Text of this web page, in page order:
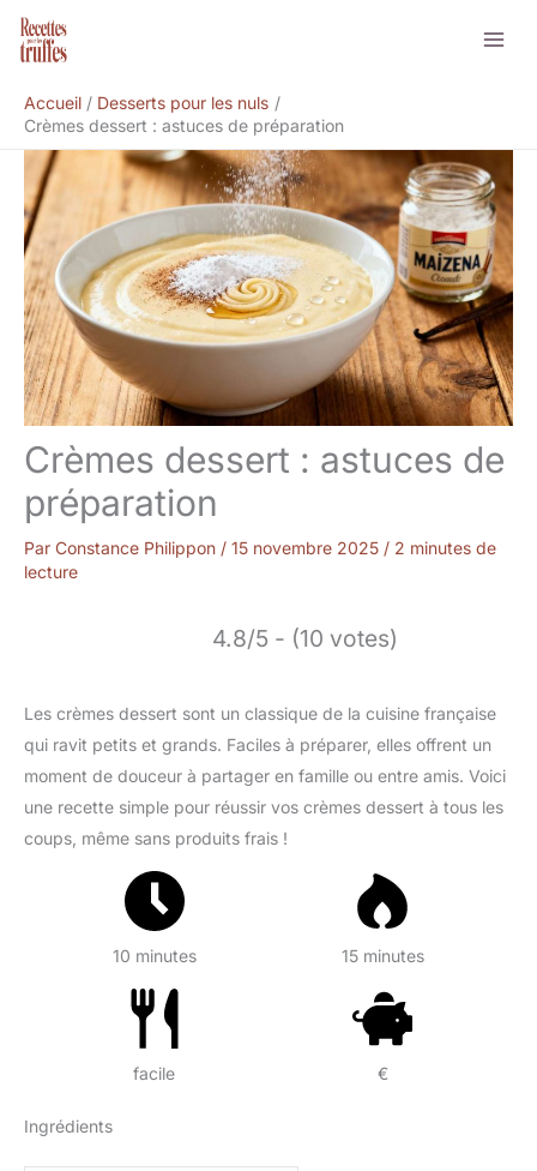
Aller
Accueil
Desserts pour les nuls
Crèmes dessert : astuces de préparation
Crèmes dessert : astuces de
préparation
Par Constance Philippon / 15 novembre 2025 / 2 minutes de
lecture
4.8/5 - (10 votes)
Les crèmes dessert sont un classique de la cuisine française
qui ravit petits et grands. Faciles à préparer, elles offrent un
moment de douceur à partager en famille ou entre amis. Voici
une recette simple pour réussir vos crèmes dessert à tous les
coups, même sans produits frais !
10 minutes 15 minutes
facile €
Ingrédients
Rechercher